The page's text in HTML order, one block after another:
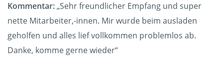
Kommentar:„Sehr freundlicher Empfang und super
nette Mitarbeiter,-innen. Mir wurde beim ausladen
geholfen und alles lief vollkommen problemlos ab.
Danke, komme gerne wieder“